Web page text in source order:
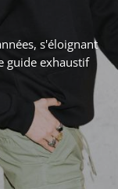
s'éloignant
guide exhaustif